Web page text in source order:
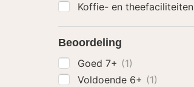
Koffie- en theefaciliteiten
Beoordeling
Goed 7+ (1)
Voldoende 6+ (1)